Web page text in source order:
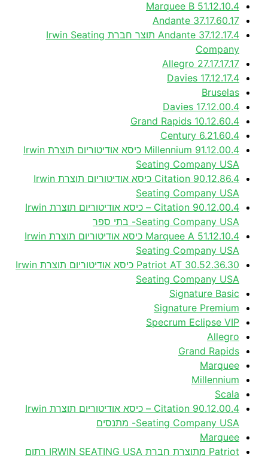
51.12.10.4 Marquee B
37.17.60.17 Andante
37.12.17.4 Andante תוצר חברת Irwin Seating
Company
27.17.17.17 Allegro
17.12.17.4 Davies
Bruselas
17.12.00.4 Davies
10.12.60.4 Grand Rapids
6.21.60.4 Century
91.12.00.4 Millennium כיסא אודיטוריום תוצרת Irwin
Seating Company USA
90.12.86.4 Citation כיסא אודיטוריום תוצרת Irwin
Seating Company USA
90.12.00.4 Citation – כיסא אודיטוריום תוצרת Irwin
Seating Company USA- בתי ספר
51.12.10.4 Marquee A כיסא אודיטוריום תוצרת Irwin
Seating Company USA
30.52.36.30 Patriot AT כיסא אודיטוריום תוצרת Irwin
Seating Company USA
Signature Basic
Signature Premium
Specrum Eclipse VIP
Allegro
Grand Rapids
Marquee
Millennium
Scala
90.12.00.4 Citation – כיסא אודיטוריום תוצרת Irwin
Seating Company USA- מתנסים
Marquee
Patriot מתוצרת חברת IRWIN SEATING USA רתום